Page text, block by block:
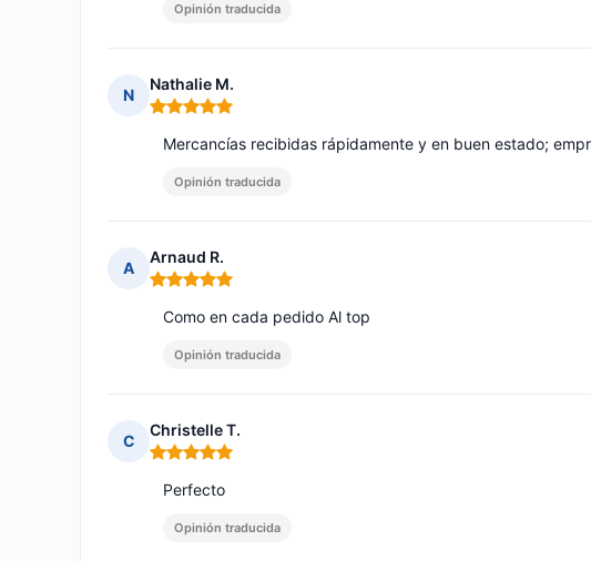
Opinión traducida
N
Nathalie M.
Nota: 5 de 5
Mercancías recibidas rápidamente y en buen estado;
Opinión traducida
A
Arnaud R.
Nota: 5 de 5
Como en cada pedido Al top
Opinión traducida
C
Christelle T.
Nota: 5 de 5
Perfecto
Opinión traducida